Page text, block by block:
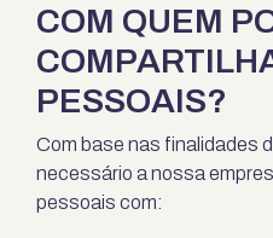
COM QUEM
PESSOAIS?
Com base nas finalidades
necessário a nossa
pessoais com: